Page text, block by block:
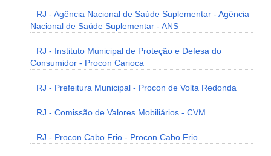
RJ - Agência Nacional de Saúde Suplementar - Agência
Nacional de Saúde Suplementar - ANS
RJ - Instituto Municipal de Proteção e Defesa do
Consumidor - Procon Carioca
RJ - Prefeitura Municipal - Procon de Volta Redonda
RJ - Comissão de Valores Mobiliários - CVM
RJ - Procon Cabo Frio - Procon Cabo Frio